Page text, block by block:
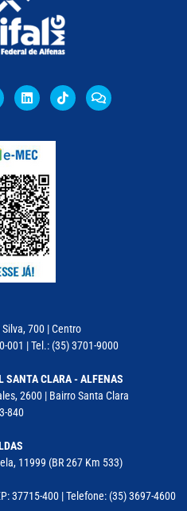
700 | Centro
001 | Tel.: (35) 3701-9000
SANTA CLARA - ALFENAS
2600 | Bairro Santa Clara
840
11999 (BR 267 Km 533)
37715-400 | Telefone: (35) 3697-4600